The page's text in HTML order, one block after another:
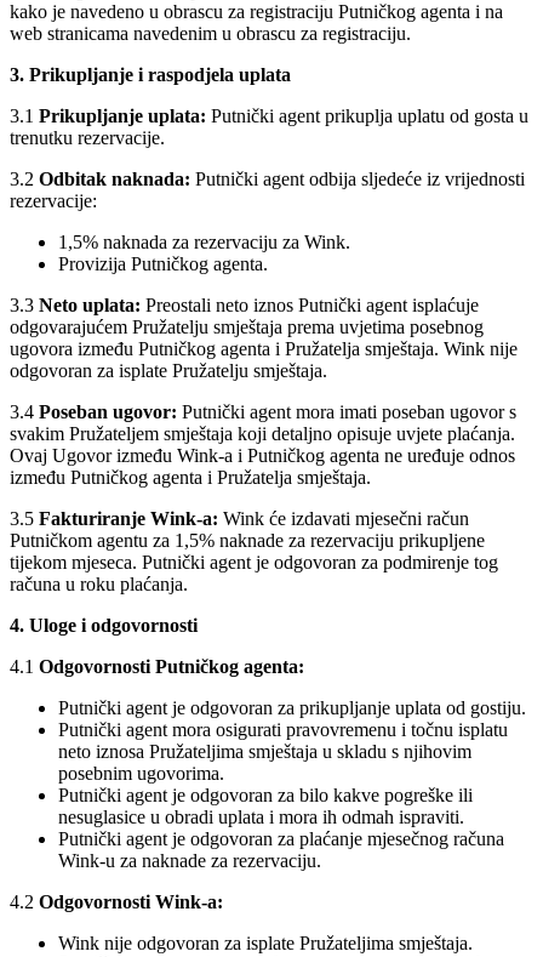
kako je navedeno u obrascu za registraciju Putničkog agenta i na
web stranicama navedenim u obrascu za registraciju.
3. Prikupljanje i raspodjela uplata
3.1 Prikupljanje uplata: Putnički agent prikuplja uplatu od gosta u
trenutku rezervacije.
3.2 Odbitak naknada: Putnički agent odbija sljedeće iz vrijednosti
rezervacije:
1,5% naknada za rezervaciju za Wink.
Provizija Putničkog agenta.
3.3 Neto uplata: Preostali neto iznos Putnički agent isplaćuje
odgovarajućem Pružatelju smještaja prema uvjetima posebnog
ugovora između Putničkog agenta i Pružatelja smještaja. Wink nije
odgovoran za isplate Pružatelju smještaja.
3.4 Poseban ugovor: Putnički agent mora imati poseban ugovor s
svakim Pružateljem smještaja koji detaljno opisuje uvjete plaćanja.
Ovaj Ugovor između Wink-a i Putničkog agenta ne uređuje odnos
između Putničkog agenta i Pružatelja smještaja.
3.5 Fakturiranje Wink-a: Wink će izdavati mjesečni račun
Putničkom agentu za 1,5% naknade za rezervaciju prikupljene
tijekom mjeseca. Putnički agent je odgovoran za podmirenje tog
računa u roku plaćanja.
4. Uloge i odgovornosti
4.1 Odgovornosti Putničkog agenta:
Putnički agent je odgovoran za prikupljanje uplata od gostiju.
Putnički agent mora osigurati pravovremenu i točnu isplatu
neto iznosa Pružateljima smještaja u skladu s njihovim
posebnim ugovorima.
Putnički agent je odgovoran za bilo kakve pogreške ili
nesuglasice u obradi uplata i mora ih odmah ispraviti.
Putnički agent je odgovoran za plaćanje mjesečnog računa
Wink-u za naknade za rezervaciju.
4.2 Odgovornosti Wink-a:
Wink nije odgovoran za isplate Pružateljima smještaja.